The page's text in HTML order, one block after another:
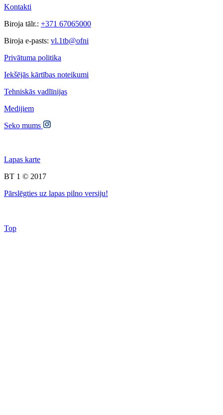
Kontakti
Biroja tālr.: +371 67065000
Biroja e-pasts: vl.1tb@ofni
Privātuma politika
Iekšējās kārtības noteikumi
Tehniskās vadlīnijas
Medijiem
Seko mums
Lapas karte
BT 1 © 2017
Pārslēgties uz lapas pilno versiju!
Top